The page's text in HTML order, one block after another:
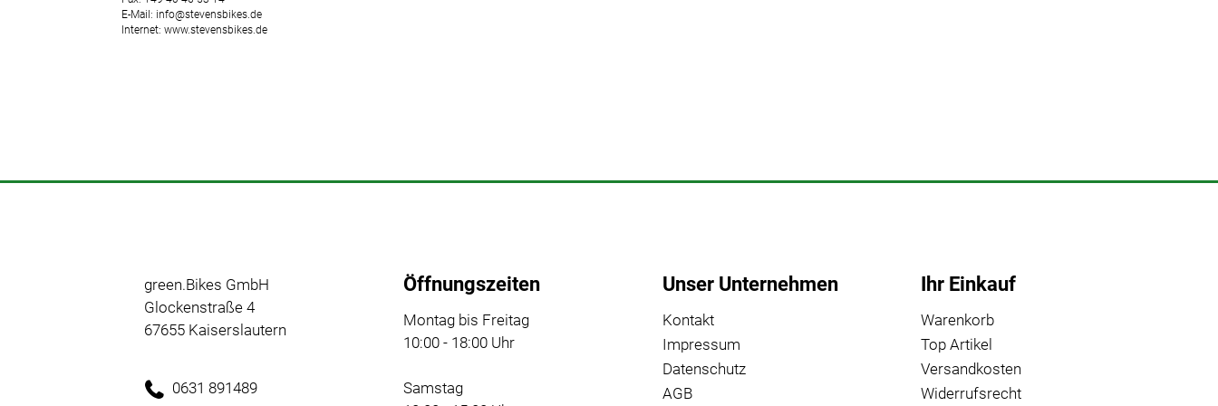
E-Mail: info@stevensbikes.de
Internet: www.stevensbikes.de
green.Bikes GmbH
Glockenstraße 4
67655 Kaiserslautern
0631 891489
Öffnungszeiten
Montag bis Freitag
10:00 - 18:00 Uhr
Samstag
Unser Unternehmen
Kontakt
Impressum
Datenschutz
AGB
Ihr Einkauf
Warenkorb
Top Artikel
Versandkosten
Widerrufsrecht